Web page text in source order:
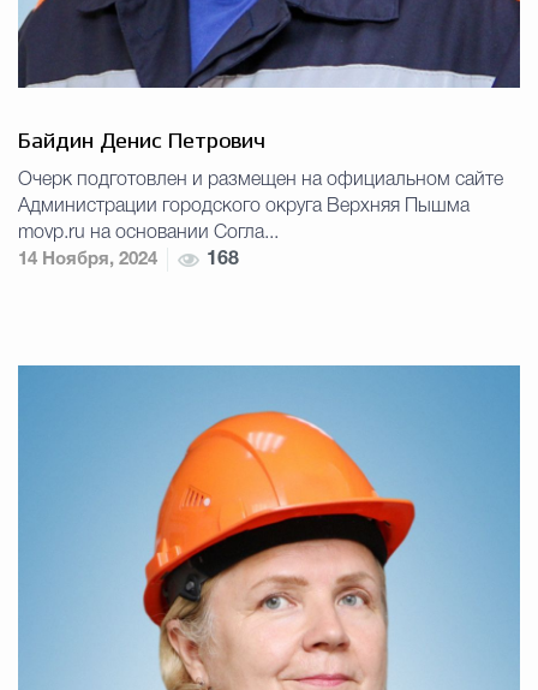
Байдин Денис Петрович
Очерк подготовлен и размещен на официальном сайте
Администрации городского округа Верхняя Пышма
movp.ru на основании Согла...
14 Ноября, 2024
168